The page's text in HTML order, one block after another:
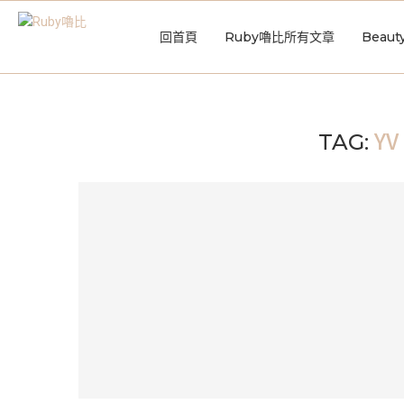
回首頁 Ruby嚕比所有文章
TAG: